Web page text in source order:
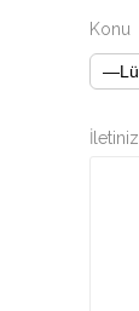
Konu
İletiniz